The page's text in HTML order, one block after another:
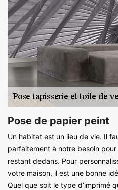
Pose de papier peint
Un habitat est un lieu de vie. Il
parfaitement à notre besoin
restant dedans. Pour
votre maison, il est une bonne
Quel que soit le type d’imprimé